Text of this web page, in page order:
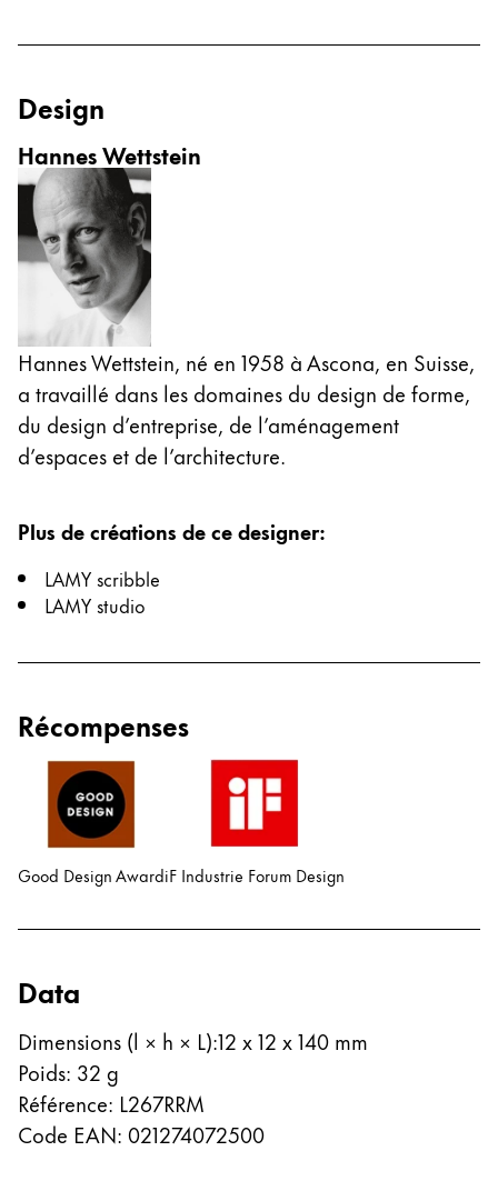
español
español
Afrique
Cette région répertorie les pays et les langues
South Africa
English
Asie-Pacifique
Cette région répertorie les pays et les langues
Australia
English
China
中文
South Korea
English
English
English
Taiwan
中文
Thailand
ไทย
Vietnam
Cambodia
EnglishKhmer
Malaysia
English
Moyen-Orient
Design
Hannes Wettstein
Hannes Wettstein, né en 1958 à Ascona, en Suisse,
a travaillé dans les domaines du design de forme,
du design d’entreprise, de l’aménagement
d’espaces et de l’architecture.
Plus de créations de ce designer:
LAMY scribble
LAMY studio
Récompenses
Good Design AwardiF Industrie Forum Design
Data
Dimensions (l × h × L):12 x 12 x 140 mm
Poids: 32 g
Référence: L267RRM
Code EAN: 021274072500